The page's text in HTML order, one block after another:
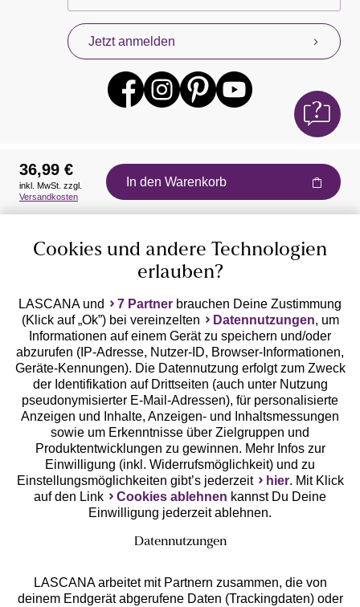
Jetzt anmelden
Auszeichnungen
Geprüfte Sicherheit
Unsere Apps
36,99 €
inkl. MwSt. zzgl.
Versandkosten
In den Warenkorb
Cookies und andere Technologien
erlauben?
LASCANA und 7 Partner brauchen Deine Zustimmung
(Klick auf „Ok”) bei vereinzelten
Datennutzungen, um
Informationen auf einem Gerät zu speichern und/oder
abzurufen (IP-Adresse, Nutzer-ID, Browser-Informationen,
Geräte-Kennungen). Die Datennutzung erfolgt zum Zweck
der Identifikation auf Drittseiten (auch unter Nutzung
pseudonymisierter E-Mail-Adressen), für personalisierte
Anzeigen und Inhalte, Anzeigen- und Inhaltsmessungen
sowie um Erkenntnisse über Zielgruppen und
Produktentwicklungen zu gewinnen. Mehr Infos zur
Einwilligung (inkl. Widerrufsmöglichkeit) und zu
Einstellungsmöglichkeiten gibt’s jederzeit
hier. Mit Klick
auf den Link
Cookies ablehnen kannst Du Deine
Einwilligung jederzeit ablehnen.
Datennutzungen
LASCANA arbeitet mit Partnern zusammen, die von
deinem Endgerät abgerufene Daten (Trackingdaten) oder